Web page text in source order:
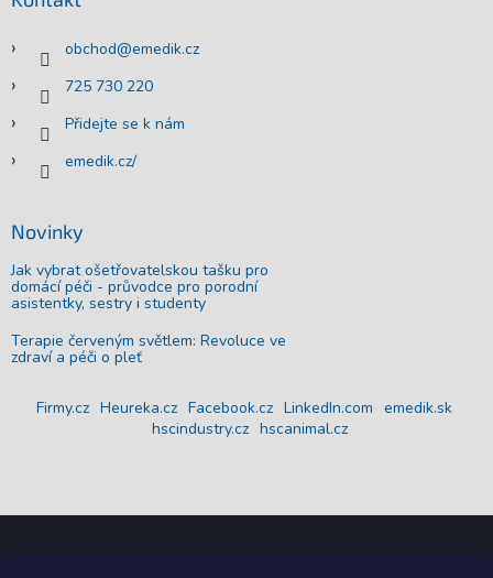
obchod@emedik.cz
725 730 220
Přidejte se k nám
emedik.cz/
Novinky
Jak vybrat ošetřovatelskou tašku pro
domácí péči - průvodce pro porodní
asistentky, sestry i studenty
Terapie červeným světlem: Revoluce ve
zdraví a péči o pleť
Firmy.cz Heureka.cz Facebook.cz LinkedIn.com emedik.sk
hscindustry.cz hscanimal.cz